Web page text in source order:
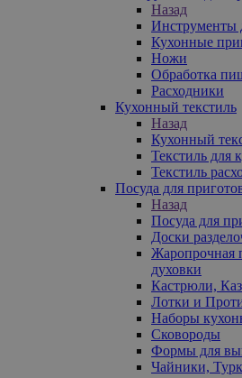
Назад
Инструменты
Кухонные
Ножи
Обработка
Расходники
Кухонный текстиль
Назад
Кухонный
Текстиль для
Текстиль
Посуда для
Назад
Посуда для
Доски
Жаропрочная
духовки
Кастрюли,
Лотки и
Наборы
Сковороды
Формы для
Чайники,